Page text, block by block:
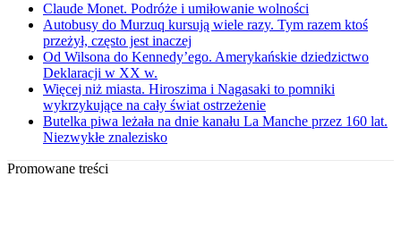
Claude Monet. Podróże i umiłowanie wolności
Autobusy do Murzuq kursują wiele razy. Tym razem ktoś
przeżył, często jest inaczej
Od Wilsona do Kennedy’ego. Amerykańskie dziedzictwo
Deklaracji w XX w.
Więcej niż miasta. Hiroszima i Nagasaki to pomniki
wykrzykujące na cały świat ostrzeżenie
Butelka piwa leżała na dnie kanału La Manche przez 160 lat.
Niezwykłe znalezisko
Promowane treści